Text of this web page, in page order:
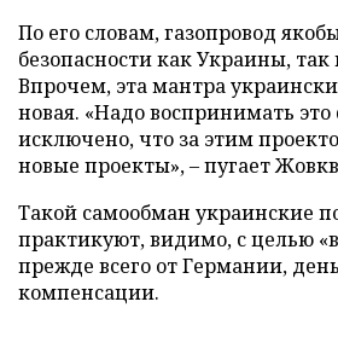
По его словам, газопровод
безопасности как Украины,
Впрочем, эта мантра
новая. «Надо воспринимать это
исключено, что за этим
новые проекты», – пугает
Такой самообман украинские
практикуют, видимо, с целью
прежде всего от Германии,
компенсации.